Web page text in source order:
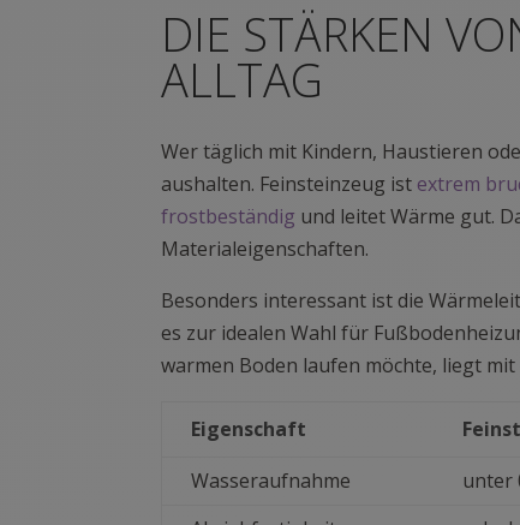
DIE STÄRKEN
ALLTAG
Wer täglich mit Kindern, Haustieren
aushalten. Feinsteinzeug ist extrem
frostbeständig und leitet Wärme gut.
Materialeigenschaften.
Besonders interessant ist die
es zur idealen Wahl für
warmen Boden laufen möchte, liegt
Eigenschaft
Wasseraufnahme
unter